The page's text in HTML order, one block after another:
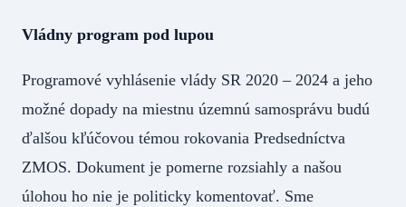
Vládny program pod lupou
Programové vyhlásenie vlády SR 2020 – 2024 a jeho
možné dopady na miestnu územnú samosprávu budú
ďalšou kľúčovou témou rokovania Predsedníctva
ZMOS. Dokument je pomerne rozsiahly a našou
úlohou ho nie je politicky komentovať. Sme